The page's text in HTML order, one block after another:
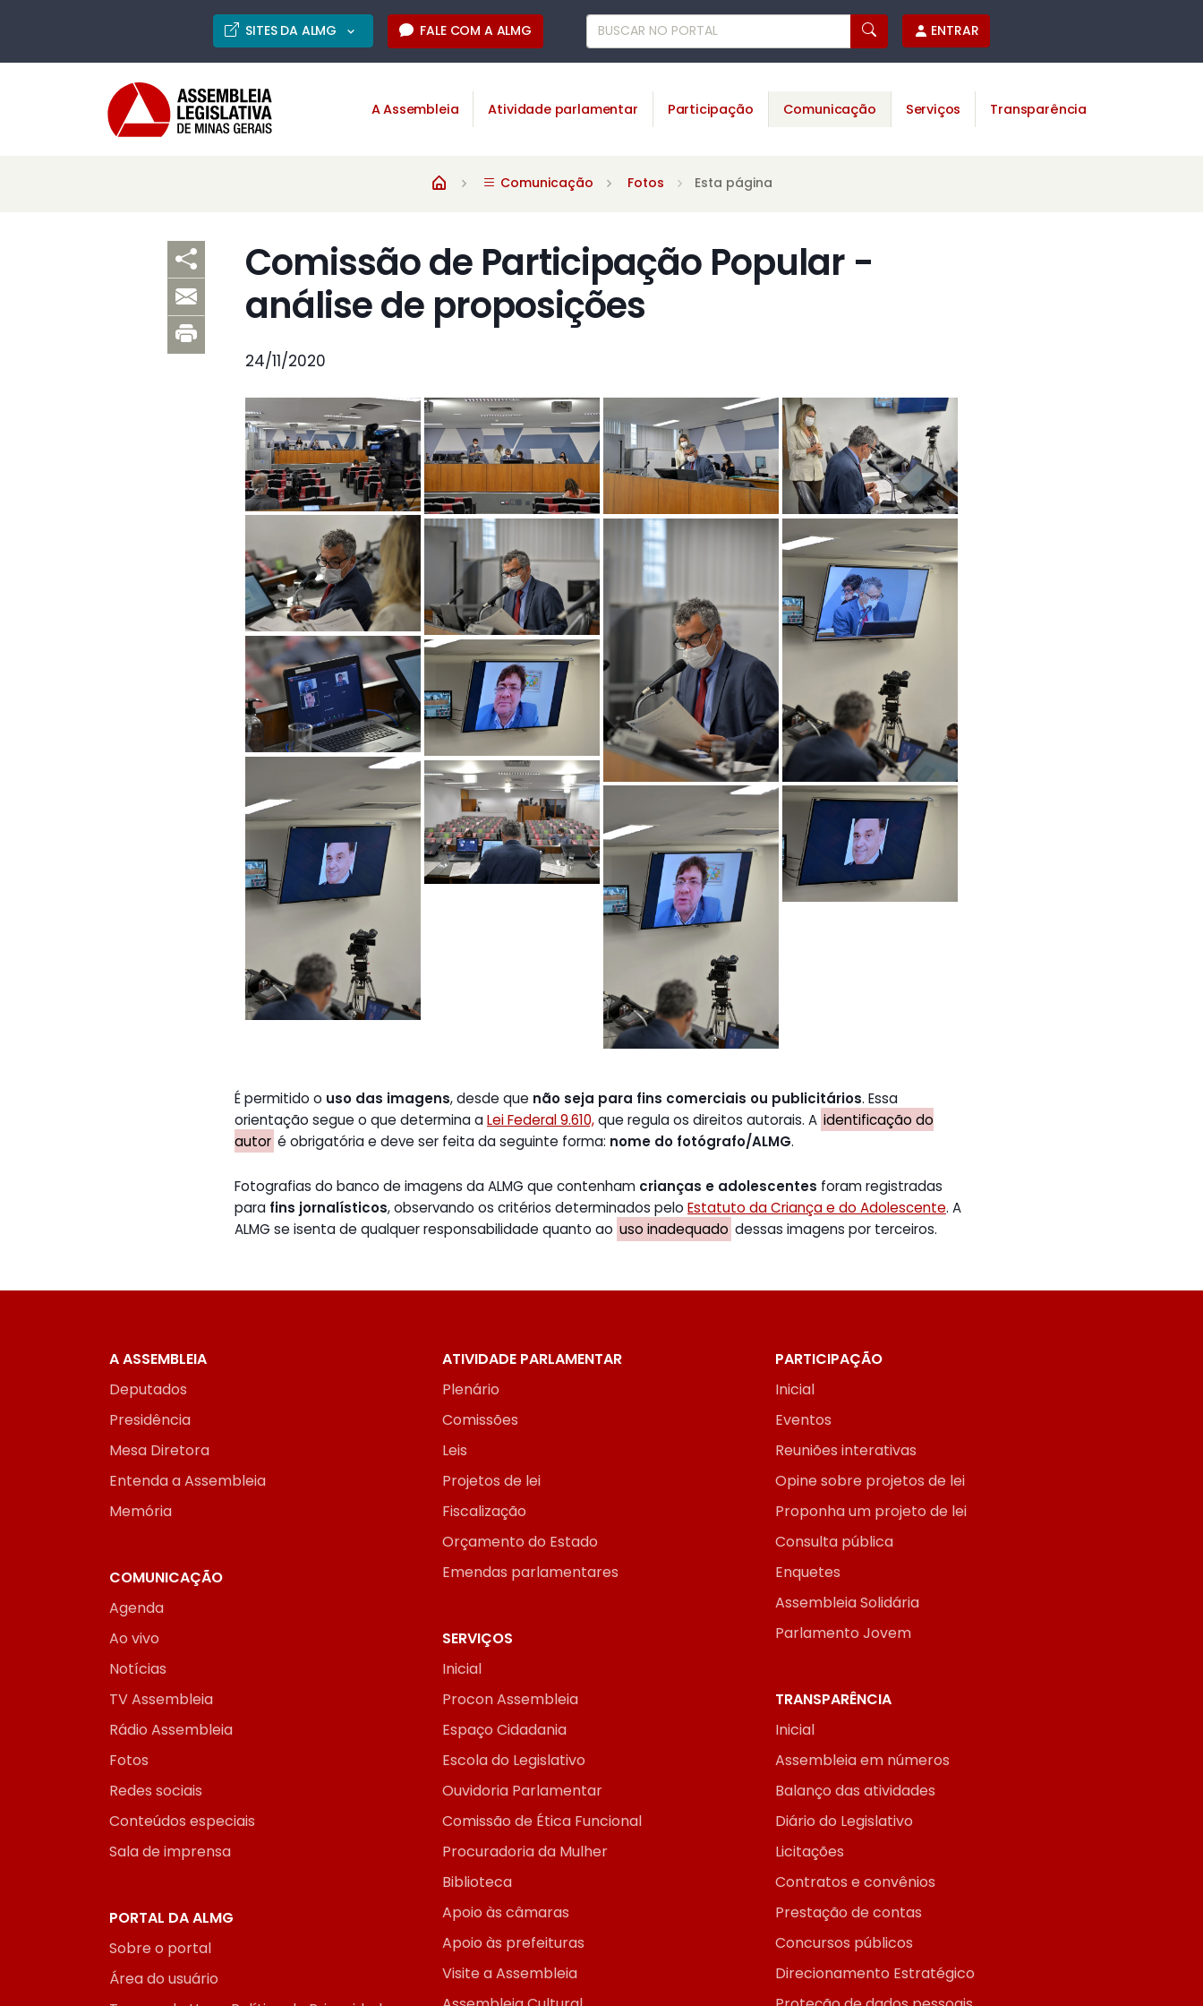
SITES DA ALMG FALE COM A ALMG ENTRAR
A Assembleia Atividade parlamentar Participação Comunicação Serviços Transparência
Comunicação Fotos Esta página
Comissão de Participação Popular -
análise de proposições
24/11/2020
É permitido o uso das imagens, desde que não seja para fins comerciais ou publicitários. Essa
orientação segue o que determina aLei Federal 9.610,que regula os direitos autorais. A identificação do
autor é obrigatória e deve ser feita da seguinte forma: nome do fotógrafo/ALMG.
Fotografias do banco de imagens da ALMG que contenham crianças e adolescentes foram registradas
para fins jornalísticos, observando os critérios determinados pelo Estatuto da Criança e do Adolescente. A
ALMG se isenta de qualquer responsabilidade quanto ao uso inadequado dessas imagens por terceiros.
A ASSEMBLEIA
Deputados
Presidência
Mesa Diretora
Entenda a Assembleia
Memória
ATIVIDADE PARLAMENTAR
Plenário
Comissões
Leis
Projetos de lei
Fiscalização
Orçamento do Estado
Emendas parlamentares
PARTICIPAÇÃO
Inicial
Eventos
Reuniões interativas
Opine sobre projetos de lei
Proponha um projeto de lei
Consulta pública
Enquetes
Assembleia Solidária
Parlamento Jovem
COMUNICAÇÃO
Agenda
Ao vivo
Notícias
TV Assembleia
Rádio Assembleia
Fotos
Redes sociais
Conteúdos especiais
Sala de imprensa
SERVIÇOS
Inicial
Procon Assembleia
Espaço Cidadania
Escola do Legislativo
Ouvidoria Parlamentar
Comissão de Ética Funcional
Procuradoria da Mulher
Biblioteca
Apoio às câmaras
Apoio às prefeituras
Visite a Assembleia
TRANSPARÊNCIA
Inicial
Assembleia em números
Balanço das atividades
Diário do Legislativo
Licitações
Contratos e convênios
Prestação de contas
Concursos públicos
Direcionamento Estratégico
PORTAL DA ALMG
Sobre o portal
Área do usuário